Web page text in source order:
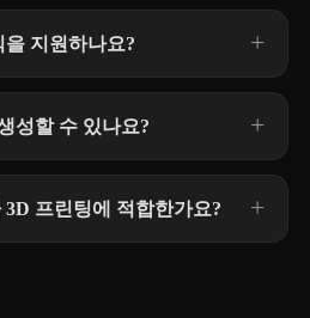
지원하나요?
성할 수 있나요?
프린팅에 적합한가요?